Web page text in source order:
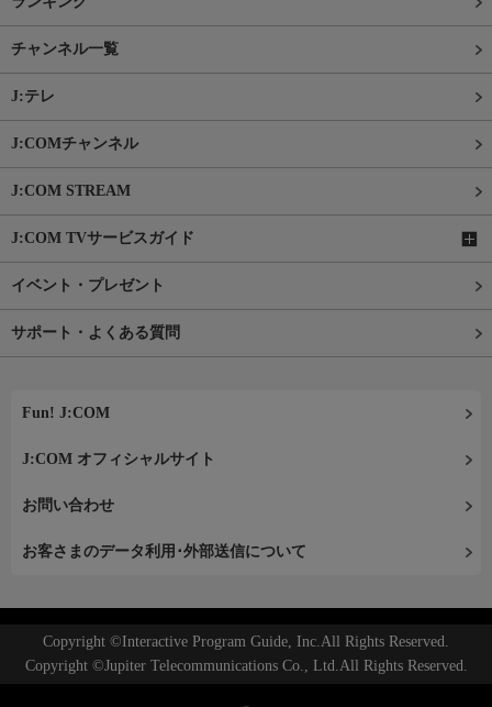
チャンネル一覧
J:テレ
J:COMチャンネル
J:COM STREAM
J:COM TVサービスガイド
イベント・プレゼント
サポート・よくある質問
Fun! J:COM
J:COM オフィシャルサイト
お問い合わせ
お客さまのデータ利用･外部送信について
Copyright ©Interactive Program Guide, Inc.All Rights Reserved.
Copyright ©Jupiter Telecommunications Co., Ltd.All Rights Reserved.